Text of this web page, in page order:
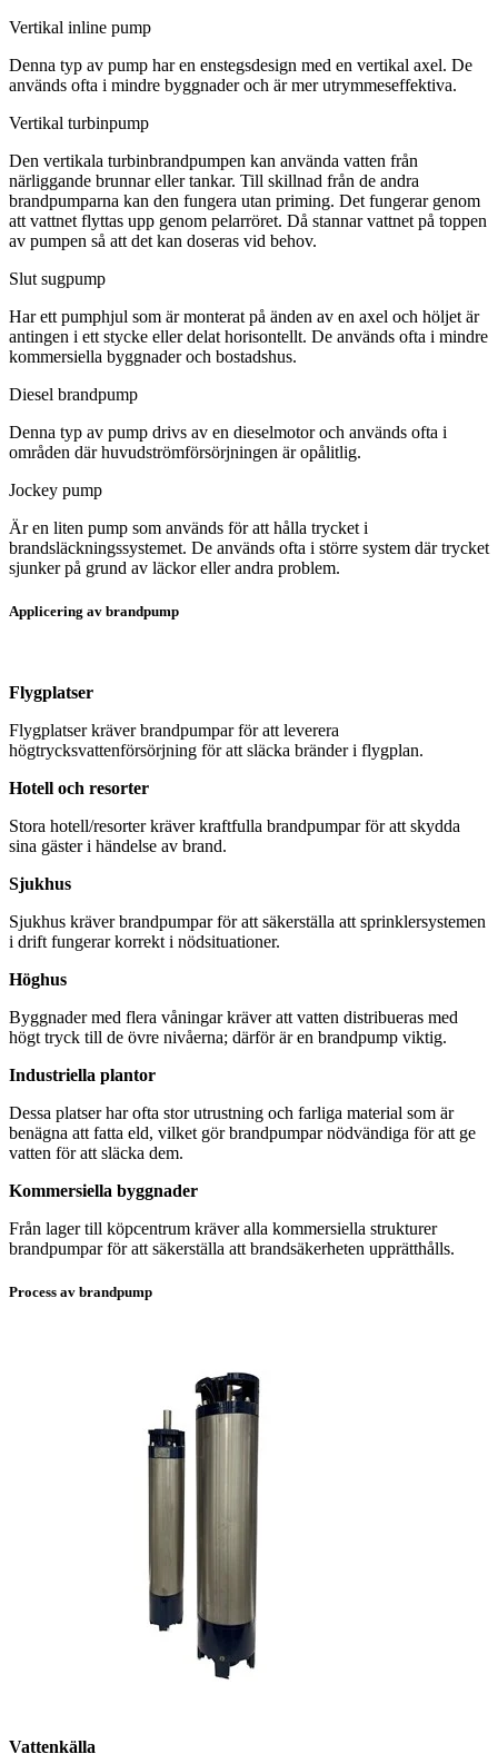
Vertikal inline pump
Denna typ av pump har en enstegsdesign med en vertikal axel. De
används ofta i mindre byggnader och är mer utrymmeseffektiva.
Vertikal turbinpump
Den vertikala turbinbrandpumpen kan använda vatten från
närliggande brunnar eller tankar. Till skillnad från de andra
brandpumparna kan den fungera utan priming. Det fungerar genom
att vattnet flyttas upp genom pelarröret. Då stannar vattnet på toppen
av pumpen så att det kan doseras vid behov.
Slut sugpump
Har ett pumphjul som är monterat på änden av en axel och höljet är
antingen i ett stycke eller delat horisontellt. De används ofta i mindre
kommersiella byggnader och bostadshus.
Diesel brandpump
Denna typ av pump drivs av en dieselmotor och används ofta i
områden där huvudströmförsörjningen är opålitlig.
Jockey pump
Är en liten pump som används för att hålla trycket i
brandsläckningssystemet. De används ofta i större system där trycket
sjunker på grund av läckor eller andra problem.
Applicering av brandpump
Flygplatser
Flygplatser kräver brandpumpar för att leverera
högtrycksvattenförsörjning för att släcka bränder i flygplan.
Hotell och resorter
Stora hotell/resorter kräver kraftfulla brandpumpar för att skydda
sina gäster i händelse av brand.
Sjukhus
Sjukhus kräver brandpumpar för att säkerställa att sprinklersystemen
i drift fungerar korrekt i nödsituationer.
Höghus
Byggnader med flera våningar kräver att vatten distribueras med
högt tryck till de övre nivåerna; därför är en brandpump viktig.
Industriella plantor
Dessa platser har ofta stor utrustning och farliga material som är
benägna att fatta eld, vilket gör brandpumpar nödvändiga för att ge
vatten för att släcka dem.
Kommersiella byggnader
Från lager till köpcentrum kräver alla kommersiella strukturer
brandpumpar för att säkerställa att brandsäkerheten upprätthålls.
Process av brandpump
Vattenkälla